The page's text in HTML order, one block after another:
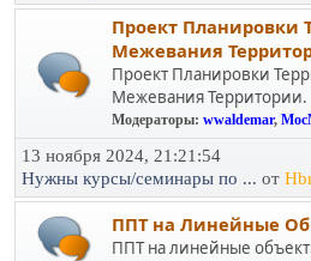
Проект Планировки
Межевания
Проект Планировки
Межевания Территории.
Модераторы: wwaldemar,
13 ноября 2024, 21:21:54
Нужны курсы/семинары по ... от
ППТ на Линейные
ППТ на линейные